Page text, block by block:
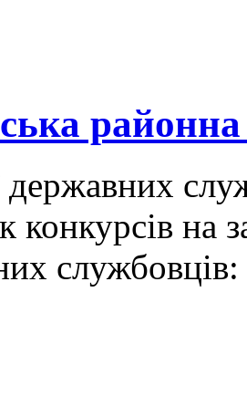
державних
конкурсів на
службовців: